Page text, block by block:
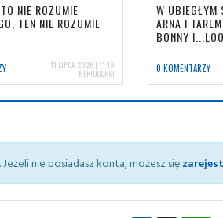
NIE ROZUMIE
TEN NIE ROZUMIE
11 LIPCA 2026 | 11:19
NERIOCORSI
W UBIEGŁYM
ARNA I
BONNY
0 KOMENTARZY
nie posiadasz konta, możesz się